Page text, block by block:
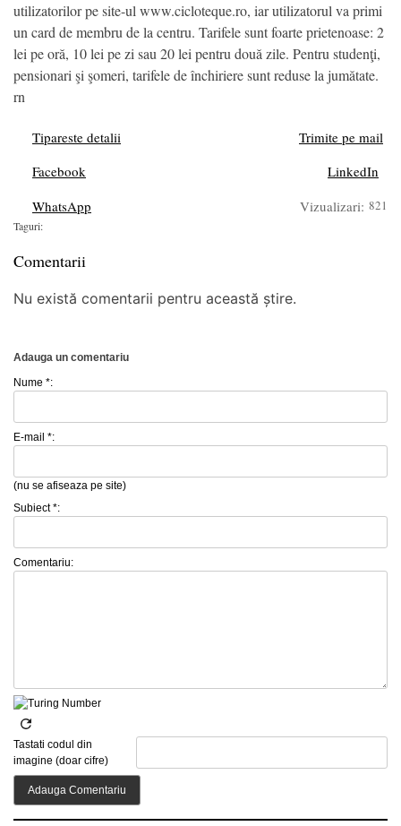
utilizatorilor pe site-ul www.cicloteque.ro, iar utilizatorul va primi
un card de membru de la centru. Tarifele sunt foarte prietenoase: 2
lei pe oră, 10 lei pe zi sau 20 lei pentru două zile. Pentru studenţi,
pensionari şi şomeri, tarifele de închiriere sunt reduse la jumătate.
rn
Tipareste detalii
Trimite pe mail
Facebook
LinkedIn
WhatsApp
Vizualizari: 821
Taguri:
Comentarii
Nu există comentarii pentru această știre.
Adauga un comentariu
Nume *:
E-mail *:
(nu se afiseaza pe site)
Subiect *:
Comentariu:
Tastati codul din
imagine (doar cifre)